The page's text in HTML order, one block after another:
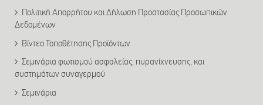
Πολιτική Απορρήτου και Δήλωση Προστασίας Προσωπικών
Δεδομένων
Βίντεο Τοποθέτησης Προϊόντων
Σεμινάρια φωτισμού ασφαλείας, πυρανίχνευσης, και
συστημάτων συναγερμού
Σεμινάρια